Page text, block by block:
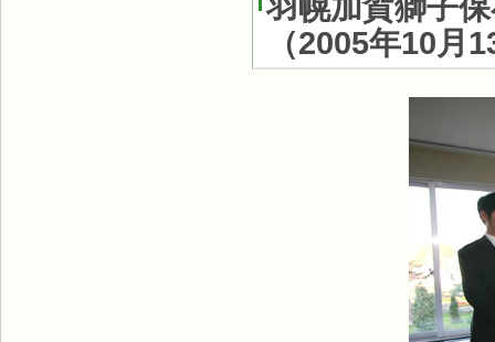
羽幌加賀獅子
（2005年10月